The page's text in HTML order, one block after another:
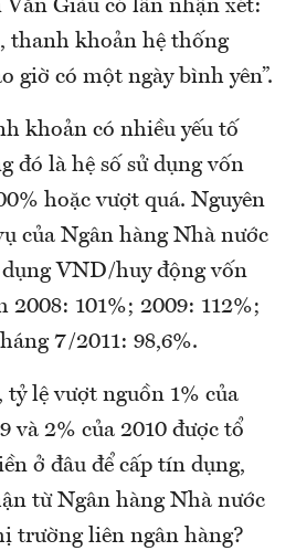
Văn Giàu có lần nhận xét:
thanh khoản hệ thống
giờ có một ngày bình yên”.
khoản có nhiều yếu tố
đó là hệ số sử dụng vốn
hoặc vượt quá. Nguyên
của Ngân hàng Nhà nước
VND/huy động vốn
2008: 101%; 2009: 112%;
7/2011: 98,6%.
lệ vượt nguồn 1% của
và 2% của 2010 được tổ
ở đâu để cấp tín dụng,
từ Ngân hàng Nhà nước
trường liên ngân hàng?